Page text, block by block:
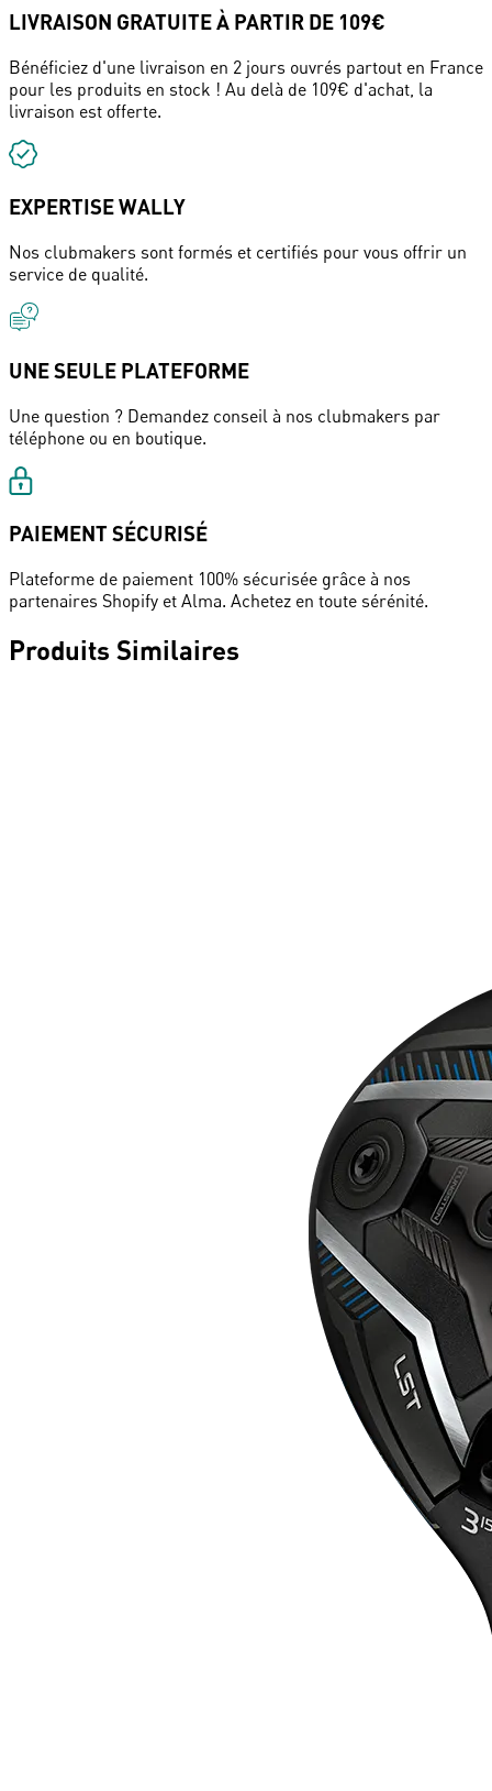
LIVRAISON GRATUITE À PARTIR DE 109€
Bénéficiez d'une livraison en 2 jours ouvrés partout en France
pour les produits en stock ! Au delà de 109€ d'achat, la
livraison est offerte.
EXPERTISE WALLY
Nos clubmakers sont formés et certifiés pour vous offrir un
service de qualité.
UNE SEULE PLATEFORME
Une question ? Demandez conseil à nos clubmakers par
téléphone ou en boutique.
PAIEMENT SÉCURISÉ
Plateforme de paiement 100% sécurisée grâce à nos
partenaires Shopify et Alma. Achetez en toute sérénité.
Produits Similaires